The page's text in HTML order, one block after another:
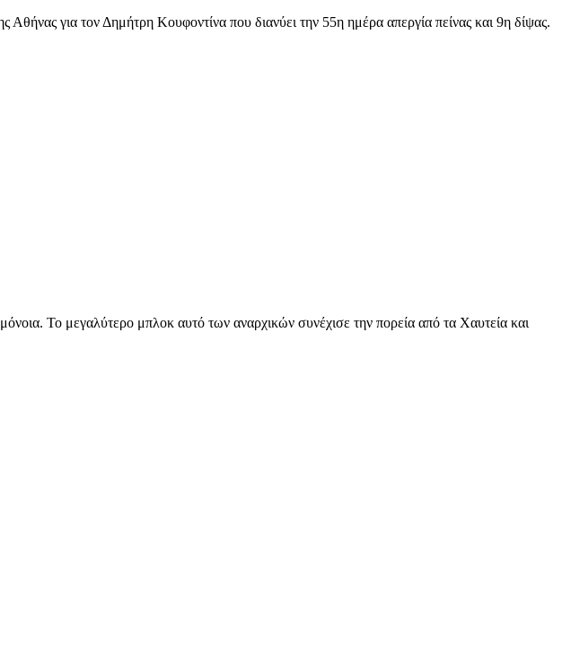
για τον Δημήτρη Κουφοντίνα που διανύει την 55η ημέρα απεργία πείνας και 9η δίψας.
Το μεγαλύτερο μπλοκ αυτό των αναρχικών συνέχισε την πορεία από τα Χαυτεία και